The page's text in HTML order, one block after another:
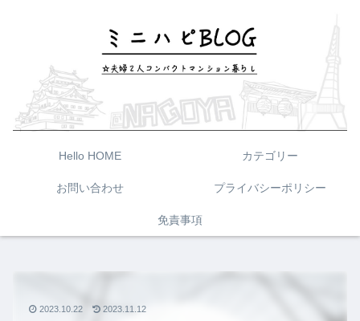
Hello HOME カテゴリー
お問い合わせ プライバシーポリシー
免責事項
2023.10.22 2023.11.12